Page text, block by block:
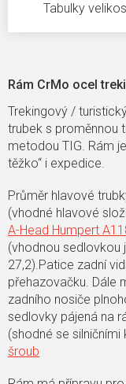
Tabulky
Rám CrMo ocel
Trekingový /
trubek s proměnnou
metodou TIG. Rám
těžko“ i expedice.
Průměr hlavové
(vhodné hlavové
A-Head Humpert
(vhodnou sedlovkou
27,2).Patice zadní
přehazovačku. Dále
zadního nosiče
sedlovky pájená na
(shodné se
šroub